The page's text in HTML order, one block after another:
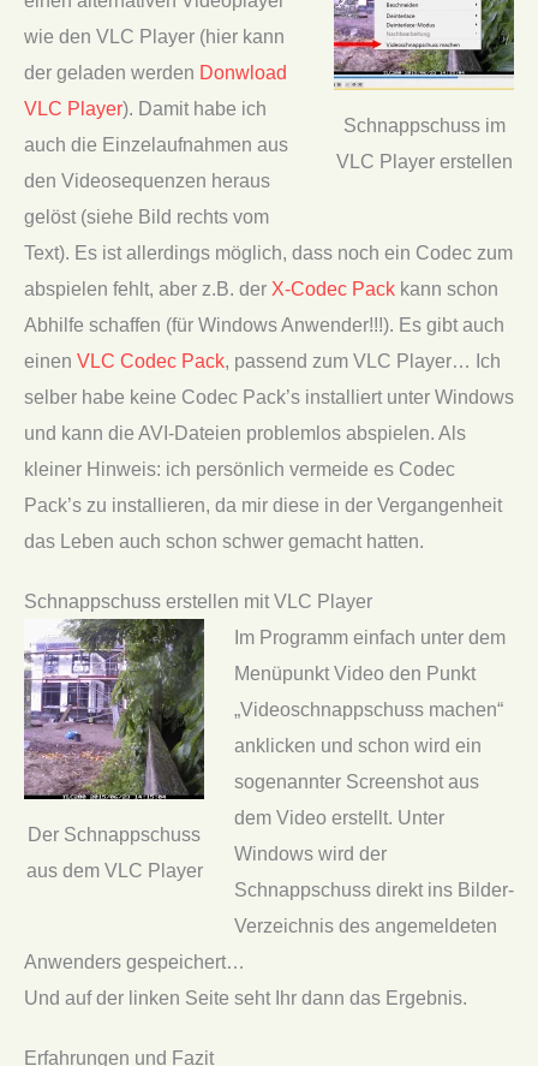
Schnappschuss im
VLC Player erstellen
wie den VLC Player (hier kann
der geladen werden Donwload
VLC Player). Damit habe ich
auch die Einzelaufnahmen aus
den Videosequenzen heraus
gelöst (siehe Bild rechts vom
Text). Es ist allerdings möglich, dass noch ein Codec zum
abspielen fehlt, aber z.B. der X-Codec Pack kann schon
Abhilfe schaffen (für Windows Anwender!!!). Es gibt auch
einen VLC Codec Pack, passend zum VLC Player… Ich
selber habe keine Codec Pack’s installiert unter Windows
und kann die AVI-Dateien problemlos abspielen. Als
kleiner Hinweis: ich persönlich vermeide es Codec
Pack’s zu installieren, da mir diese in der Vergangenheit
das Leben auch schon schwer gemacht hatten.
Schnappschuss erstellen mit VLC Player
Der Schnappschuss
aus dem VLC Player
Im Programm einfach unter dem
Menüpunkt Video den Punkt
„Videoschnappschuss machen“
anklicken und schon wird ein
sogenannter Screenshot aus
dem Video erstellt. Unter
Windows wird der
Schnappschuss direkt ins Bilder-
Verzeichnis des angemeldeten
Anwenders gespeichert…
Und auf der linken Seite seht Ihr dann das Ergebnis.
Erfahrungen und Fazit